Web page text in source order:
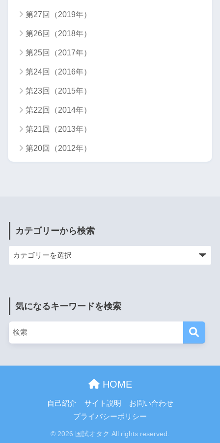
第27回（2019年）
第26回（2018年）
第25回（2017年）
第24回（2016年）
第23回（2015年）
第22回（2014年）
第21回（2013年）
第20回（2012年）
カテゴリーから検索
気になるキーワードを検索
HOME
自己紹介 サイト説明
お問い合わせ
プライバシーポリシー
© 2026 国試オタク All rights reserved.